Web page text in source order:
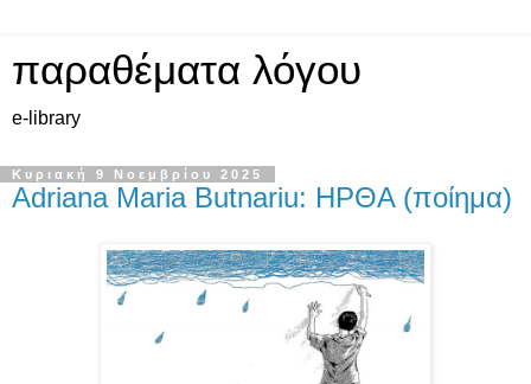
παραθέματα λόγου
e-library
Κυριακή 9 Νοεμβρίου 2025
Adriana Maria Butnariu: ΗΡΘΑ (ποίημα)